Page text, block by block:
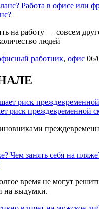
Работа в офисе или
на работу — совсем
людей
работник, офис 06/
риск преждевременной
Чем занять себя на
время не могут
на выдумки.